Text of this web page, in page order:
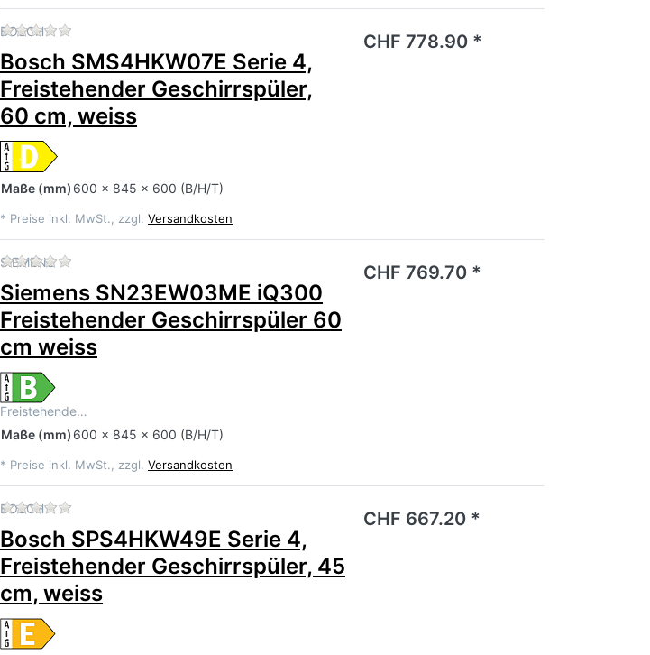
BOSCH Zu diesem Produkt liegen noch keine Bewertungen vor.
Bosch SMS4HKW07E Serie 4,
Freistehender Geschirrspüler,
60 cm, weiss
Maße (mm) 600 x 845 x 600 (B/H/T)
* Preise inkl. MwSt., zzgl. Versandkosten
CHF 778.90 *
SIEMENS Zu diesem Produkt liegen noch keine Bewertungen vor.
Siemens SN23EW03ME iQ300
Freistehender Geschirrspüler 60
cm weiss
Freistehende…
Maße (mm) 600 x 845 x 600 (B/H/T)
* Preise inkl. MwSt., zzgl. Versandkosten
CHF 769.70 *
BOSCH Zu diesem Produkt liegen noch keine Bewertungen vor.
Bosch SPS4HKW49E Serie 4,
Freistehender Geschirrspüler, 45
cm, weiss
CHF 667.20 *